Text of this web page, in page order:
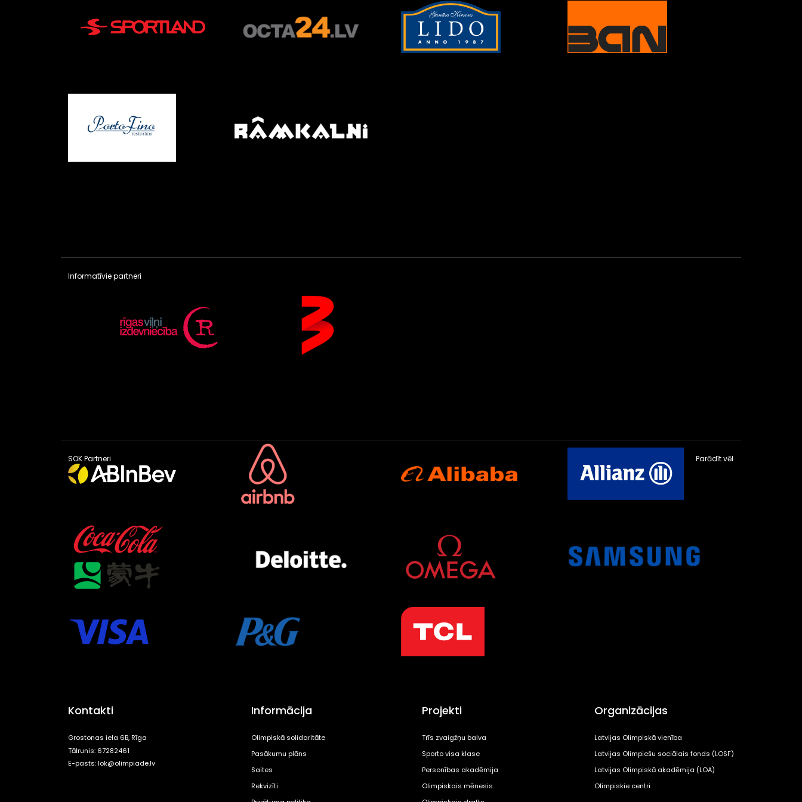
Informatīvie partneri
SOK Partneri Parādīt vēl
Kontakti
Grostonas iela 6B, Rīga
Tālrunis: 67282461
E-pasts:lok@olimpiade.lv
Informācija
Olimpiskā solidaritāte
Pasākumu plāns
Saites
Rekvizīti
Projekti
Trīs zvaigžņu balva
Sporto visa klase
Personības akadēmija
Olimpiskais mēnesis
Organizācijas
Latvijas Olimpiskā vienība
Latvijas Olimpiešu sociālais fonds (LOSF)
Latvijas Olimpiskā akadēmija (LOA)
Olimpiskie centri